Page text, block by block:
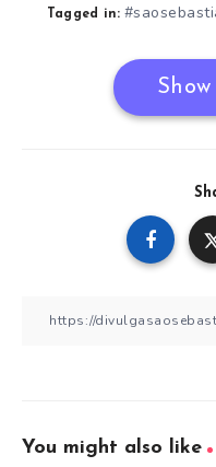
Tagged in:
You might also like